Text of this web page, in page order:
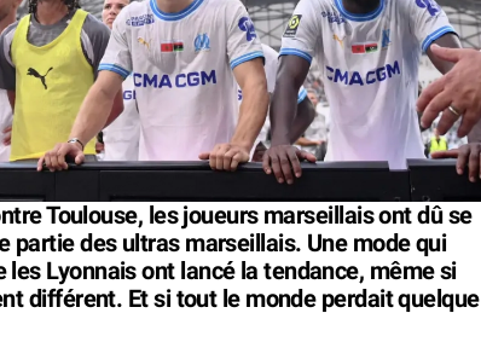
Toulouse, les joueurs marseillais ont dû se
partie des ultras marseillais. Une mode qui
Lyonnais ont lancé la tendance, même si
différent. Et si tout le monde perdait quelque